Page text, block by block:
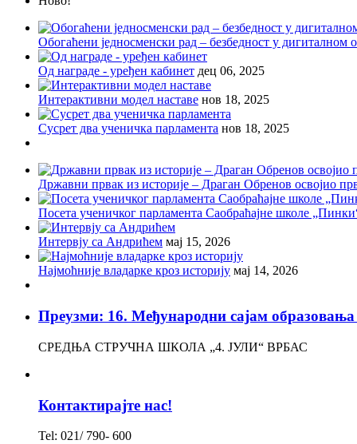
Обогаћени једносменски рад – безбедност у дигиталном
Од награде - уређен кабинет дец 06, 2025
Интерактивни модел наставе нов 18, 2025
Сусрет два ученичка парламента нов 18, 2025
Државни првак из историје – Драган Обренов освојио
Посета ученичког парламента Саобраћајне школе
Интервју са Андрићем мај 15, 2026
Најмоћније владарке кроз историју мај 14, 2026
Преузми: 16. Међународни сајам
СРЕДЊА СТРУЧНА ШКОЛА „4. ЈУЛИ“ ВРБАС
Контактирајте нас!
Tel: 021/ 790- 600